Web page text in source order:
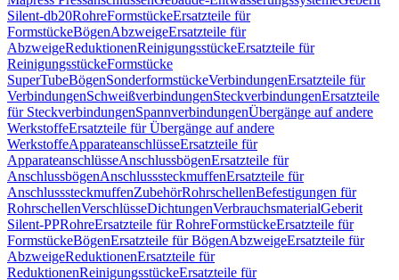
Silent-db20RohreFormstückeErsatzteile für
FormstückeBögenAbzweigeErsatzteile für
AbzweigeReduktionenReinigungsstückeErsatzteile für
ReinigungsstückeFormstücke
SuperTubeBögenSonderformstückeVerbindungenErsatzteile für
VerbindungenSchweißverbindungenSteckverbindungenErsatzteile
für SteckverbindungenSpannverbindungenÜbergänge auf andere
WerkstoffeErsatzteile für Übergänge auf andere
WerkstoffeApparateanschlüsseErsatzteile für
ApparateanschlüsseAnschlussbögenErsatzteile für
AnschlussbögenAnschlusssteckmuffenErsatzteile für
AnschlusssteckmuffenZubehörRohrschellenBefestigungen für
RohrschellenVerschlüsseDichtungenVerbrauchsmaterialGeberit
Silent-PPRohreErsatzteile für RohreFormstückeErsatzteile für
FormstückeBögenErsatzteile für BögenAbzweigeErsatzteile für
AbzweigeReduktionenErsatzteile für
ReduktionenReinigungsstückeErsatzteile für